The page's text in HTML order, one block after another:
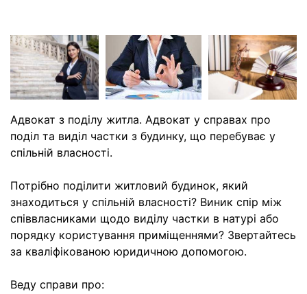
Адвокат з поділу житла. Адвокат у справах про
поділ та виділ частки з будинку, що перебуває у
спільній власності.
Потрібно поділити житловий будинок, який
знаходиться у спільній власності? Виник спір між
співвласниками щодо виділу частки в натурі або
порядку користування приміщеннями? Звертайтесь
за кваліфікованою юридичною допомогою.
Веду справи про: